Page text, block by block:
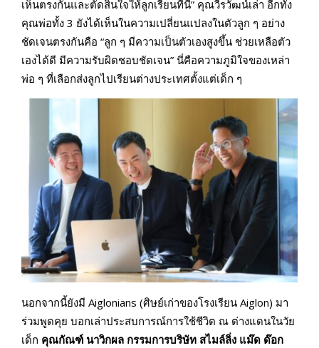
เห็นตรงกันและตัดสินใจให้ลูกเรียนที่นี่” คุณวีรวัฒน์เล่า อีกทั้ง
คุณพ่อทั้ง 3 ยังได้เห็นในความเปลี่ยนแปลงในตัวลูก ๆ อย่าง
ชัดเจนตรงกันคือ “ลูก ๆ มีความเป็นตัวเองสูงขึ้น ช่วยเหลือตัว
เองได้ดี มีความรับผิดชอบชัดเจน” นี่คือความภูมิใจของเหล่า
พ่อ ๆ ที่เลือกส่งลูกไปเรียนต่างประเทศตั้งแต่เด็ก ๆ
นอกจากนี้ยังมี Aiglonians (ศิษย์เก่าของโรงเรียน Aiglon) มา
ร่วมพูดคุย บอกเล่าประสบการณ์การใช้ชีวิต ณ ต่างแดนในวัย
เด็ก คุณกัณฑ์ นาวิกผล กรรมการบริษัท สไมล์ลิ่ง แม๊ด ด๊อก